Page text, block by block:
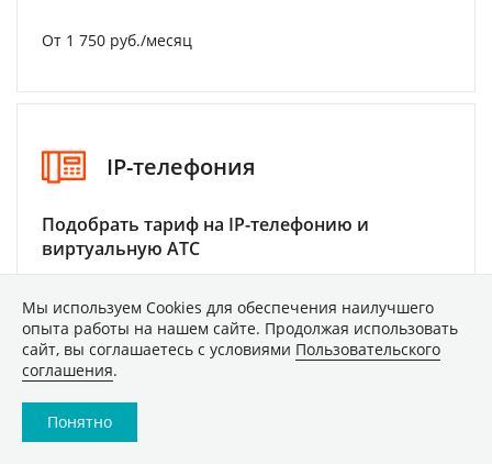
От 1 750 руб./месяц
IP-телефония
Подобрать тариф на IP-телефонию и
виртуальную АТС
От 0.50 руб./месяц
Мы используем Сookies для обеспечения наилучшего
опыта работы на нашем сайте. Продолжая использовать
сайт, вы соглашаетесь с условиями Пользовательского
соглашения.
Понятно